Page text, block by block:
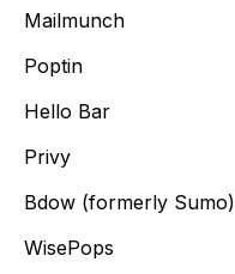
Mailmunch
Poptin
Hello Bar
Privy
Bdow (formerly Sumo)
WisePops